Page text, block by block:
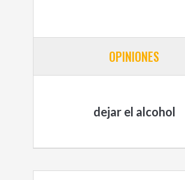
OPINIONES
dejar el alcohol